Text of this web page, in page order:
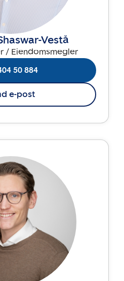
Vestå
/ Eiendomsmegler
50 884
e-post